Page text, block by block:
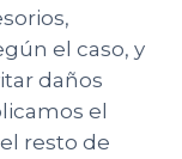
el caso, y
daños
el
resto de